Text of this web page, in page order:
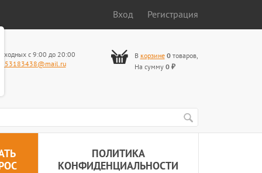
Вход Регистрация
с 9:00 до 20:00
В корзине 0товаров,
На сумму 0 ₽
ПОЛИТИКА
КОНФИДЕНЦИАЛЬНОСТИ